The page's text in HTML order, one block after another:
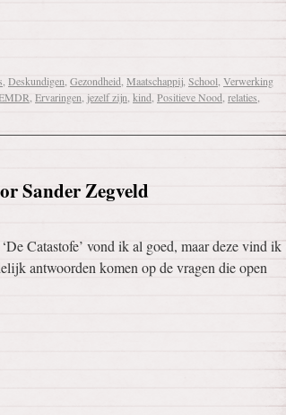
Deskundigen Gezondheid Maatschappij School Verwerking
Ervaringen jezelf zijn kind Positieve Nood relaties
Sander Zegveld
Catastofe’ vond ik al goed, maar deze vind ik
antwoorden komen op de vragen die open